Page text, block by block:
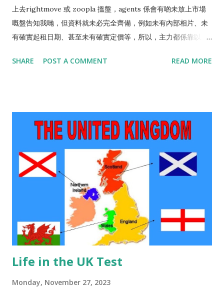
上去rightmove 或 zoopla 搵盤，agents 係會有啲未放上市場
嘅盤告知我哋，但資料就未必完全齊備，例如未有內部相片、未
有確實起租日期、甚至未有確實定價等，所以，主力都係靠以上
話聯絡地產經紀（agent)，有時打電話打咗好多次都冇人聽，就
步，agent或會直接安排睇樓時間，但如果間屋仍然有租客住
緊，agent就要稍後和租客夾好時間才覆你。留意番，如果agent
好耐都冇搵返你嘅話，你需要再打電話去跟進，因為有時佢哋係
會唔記得咗，又或者曾經嘗試搵過你一次你冇聽電話佢哋就唔會
再搵你，直接放棄你。 另外，有時見到啲盤經OpenRent出租，
即係由業主自己放盤，不經地產經紀，約睇這類型嘅盤最直接就
係上OpenRent嘅平台搵返個盤出嚟，然後send message俾個業
主，講自己background，希望業主選中你，安排你去約睇。 睇
屋&出Offer 睇屋當日，agent 會大概講一次間屋各樣嘢俾你知，
有任何疑問請當刻問清楚，同agent傾過嘅重要事項請你出Offer
嘅時候清楚寫明，免得之後口同鼻拗，例如你見到隻窗爛咗而
broken window in kitchen will be repaired before tenancy
SHARE POST A COMMENT READ MORE
Life in the UK Test
Monday, November 27, 2023